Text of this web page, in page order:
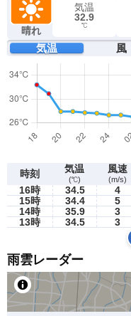
晴れ
気温
32.9
℃
気温 風
時刻 気温
(℃)
風速
(m/s)
16時 34.5 4
15時
34.4 5
14時
35.9 3
13時
34.5 3
雨雲レーダー